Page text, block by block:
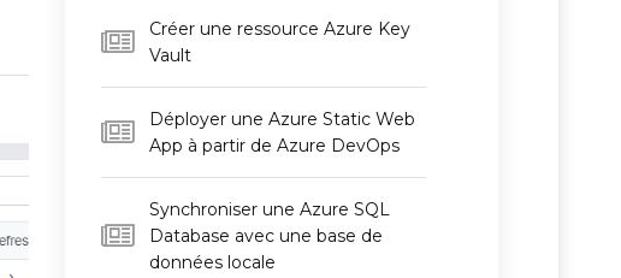
Créer une ressource Azure Key
Vault
Déployer une Azure Static Web
App à partir de Azure DevOps
Synchroniser une Azure SQL
Database avec une base de
données locale